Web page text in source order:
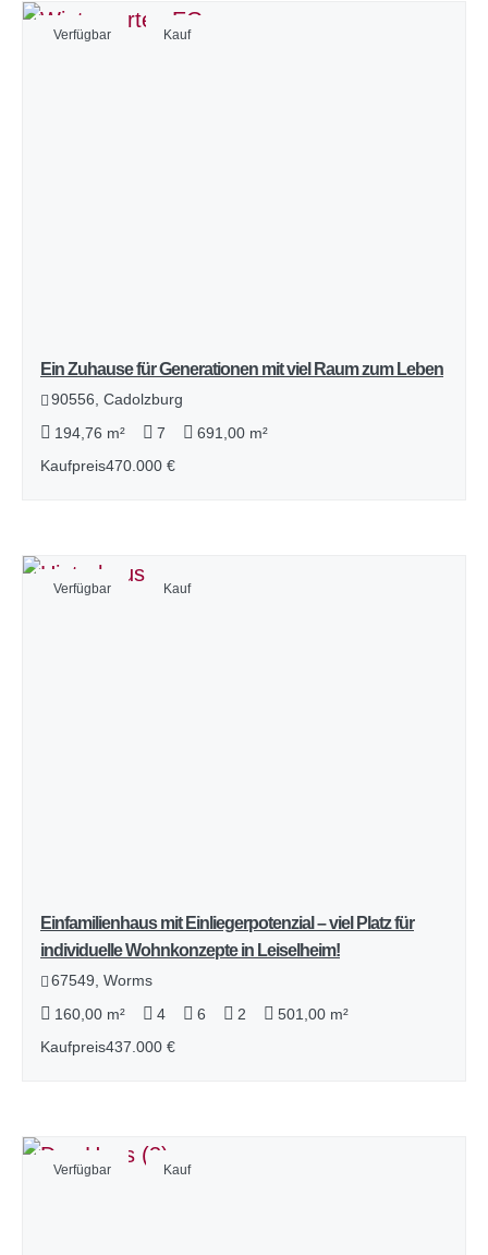
Verfügbar Kauf
Ein Zuhause für Generationen mit viel Raum zum Leben
90556, Cadolzburg
194,76 m²
7
691,00 m²
Kaufpreis470.000 €
Verfügbar Kauf
Einfamilienhaus mit Einliegerpotenzial – viel Platz für
individuelle Wohnkonzepte in Leiselheim!
67549, Worms
160,00 m²
4 6 2
501,00 m²
Kaufpreis437.000 €
Verfügbar Kauf